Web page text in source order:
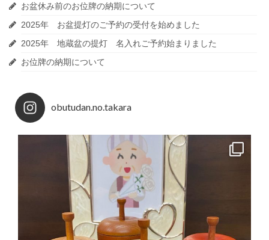
お盆休み前のお位牌の納期について
2025年 お盆提灯のご予約の受付を始めました
2025年 地蔵盆の提灯 名入れご予約始まりました
お位牌の納期について
obutudan.no.takara